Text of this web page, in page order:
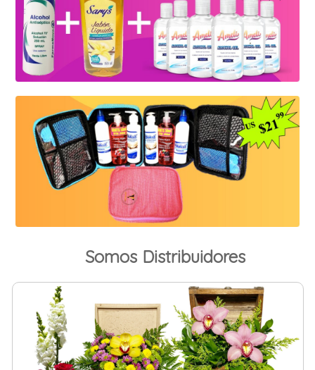
Somos Distribuidores